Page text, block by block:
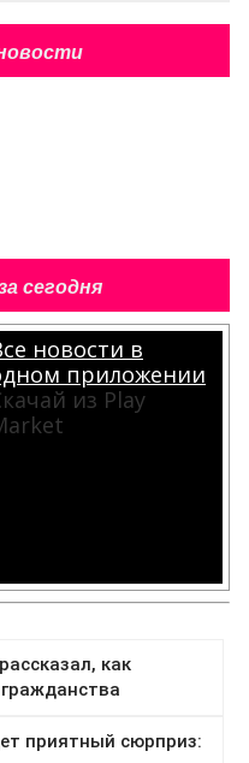
сегодня
новости в
приложении
из Play